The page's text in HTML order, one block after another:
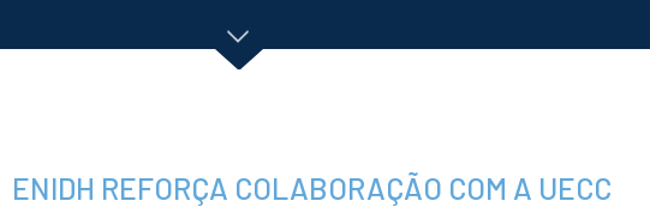
ENIDH REFORÇA COLABORAÇÃO COM A UECC